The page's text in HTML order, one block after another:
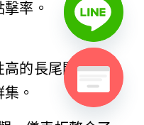
率。
高的長尾關鍵字，
。